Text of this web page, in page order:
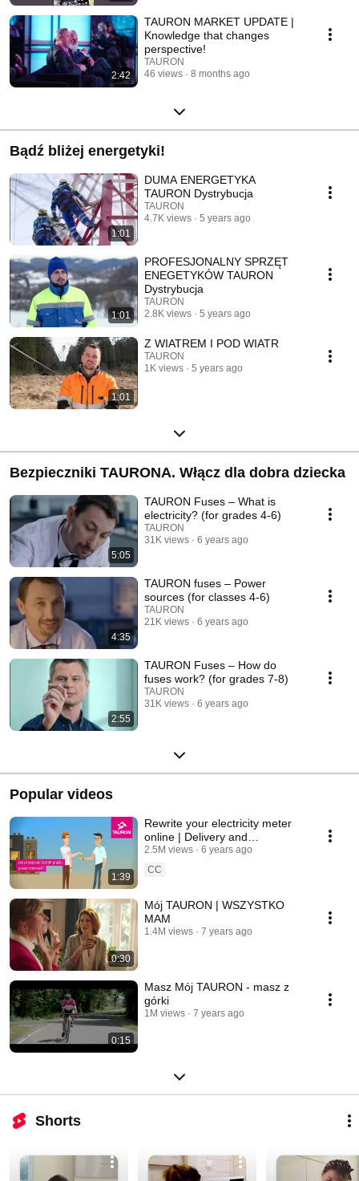
2:42
TAURON MARKET UPDATE |
Knowledge that changes
perspective!
TAURON
46 views
8 months ago
Bądź bliżej energetyki!
1:01
DUMA ENERGETYKA
TAURON Dystrybucja
TAURON
4.7K views
5 years ago
1:01
PROFESJONALNY SPRZĘT
ENEGETYKÓW TAURON
Dystrybucja
TAURON
2.8K views
5 years ago
1:01
Z WIATREM I POD WIATR
TAURON
1K views
5 years ago
Bezpieczniki TAURONA. Włącz dla dobra dziecka
5:05
TAURON Fuses – What is
electricity? (for grades 4-6)
TAURON
31K views
6 years ago
4:35
TAURON fuses – Power
sources (for classes 4-6)
TAURON
21K views
6 years ago
2:55
TAURON Fuses – How do
fuses work? (for grades 7-8)
TAURON
31K views
6 years ago
Popular videos
1:39
Rewrite your electricity meter
online | Delivery and
Acceptance Protocol
2.5M views
6 years ago
CC
0:30
Mój TAURON | WSZYSTKO
MAM
1.4M views 7 years ago
0:15
Masz Mój TAURON - masz z
górki
1M views 7 years ago
Shorts